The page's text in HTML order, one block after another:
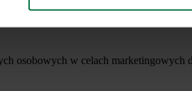
osobowych w celach